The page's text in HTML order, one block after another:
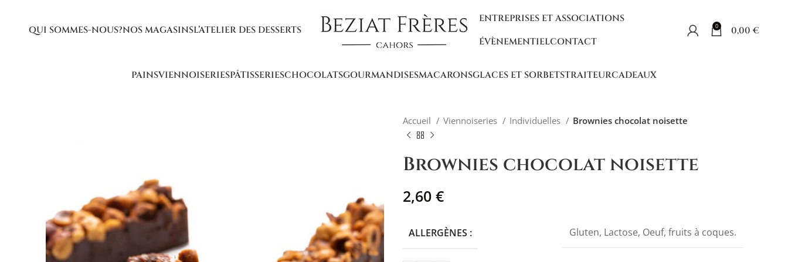
QUI SOMMES-NOUS?NOS MAGASINSL’ATELIER DES DESSERTS
ENTREPRISES ET ASSOCIATIONS
ÉVÈNEMENTIELCONTACT
0 0,00€
PAINSVIENNOISERIESPÂTISSERIESCHOCOLATSGOURMANDISESMACARONSGLACES ET SORBETSTRAITEURCADEAUX
Accueil Viennoiseries Individuelles Brownies chocolat noisette
Brownies chocolat noisette
2,60 €
ALLERGÈNES : Gluten, Lactose, Oeuf, fruits à coques.